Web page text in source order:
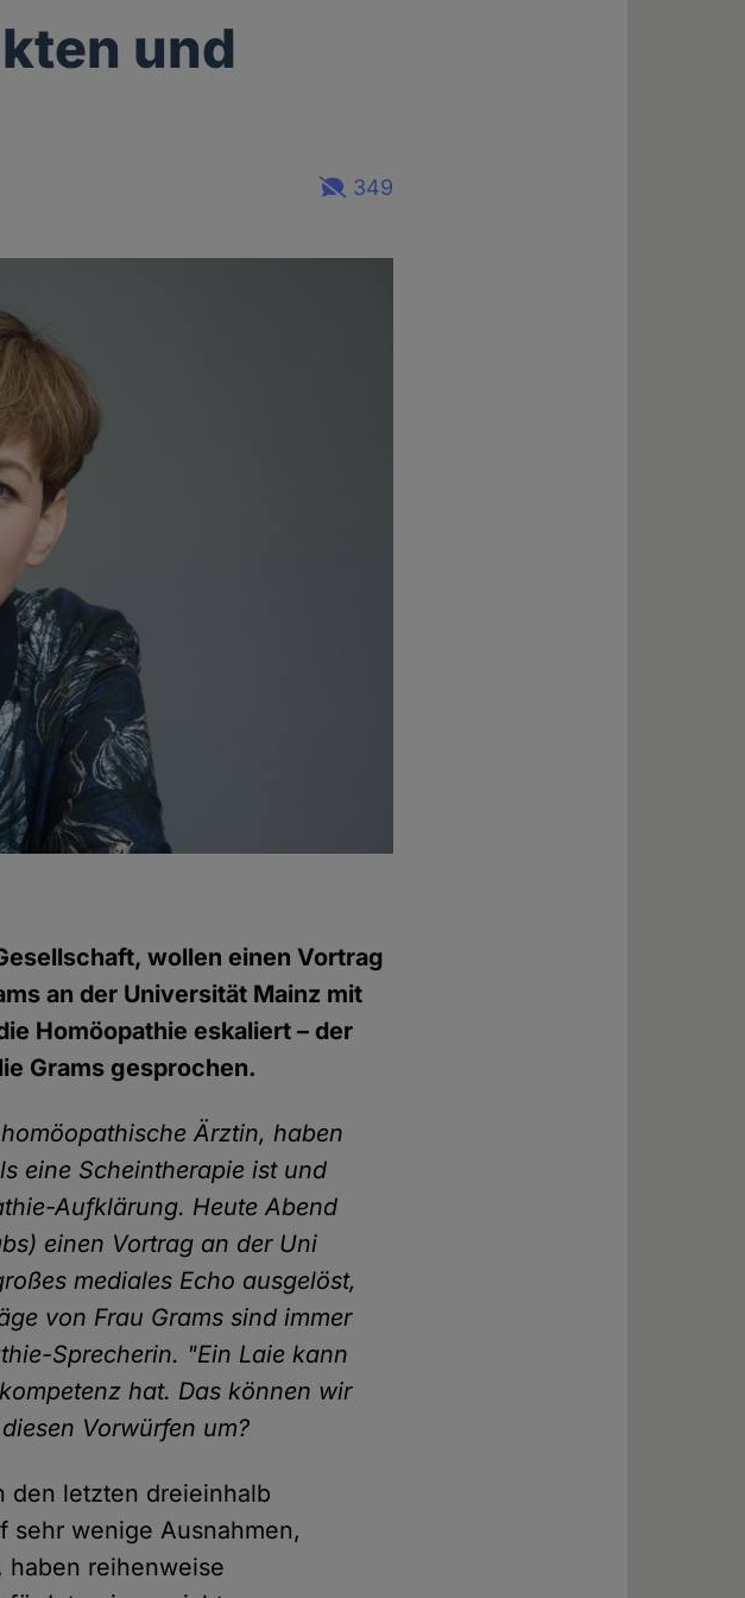
und
349
wollen einen Vortrag
an der Universität Mainz mit
Homöopathie eskaliert – der
Grams gesprochen.
Ärztin, haben
eine Scheintherapie ist und
Aufklärung. Heute Abend
einen Vortrag an der Uni
mediales Echo ausgelöst,
von Frau Grams sind immer
Sprecherin. "Ein Laie kann
hat. Das können wir
Vorwürfen um?
den letzten dreieinhalb
sehr wenige Ausnahmen,
haben reihenweise